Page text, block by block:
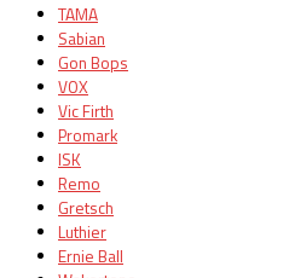
TAMA
Sabian
Gon Bops
VOX
Vic Firth
Promark
ISK
Remo
Gretsch
Luthier
Ernie Ball